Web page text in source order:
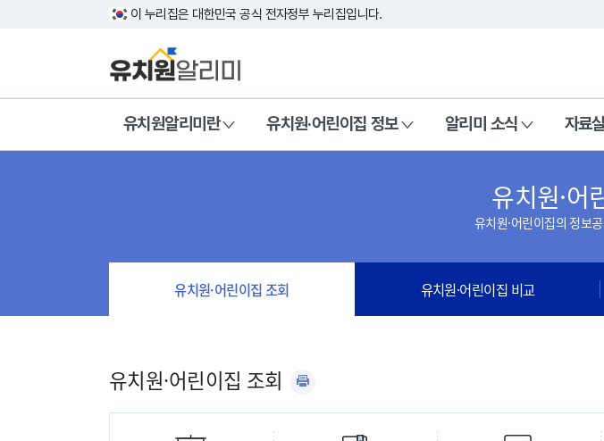
이 누리집은 대한민국 공식 전자정부 누리집입니다.
유치원알리미란 유치원·어린이집 정보 알리미 소식 자료실
유치원·어
유치원·어린이집의 정보
유치원·어린이집 조회 유치원·어린이집 비교
유치원·어린이집 조회